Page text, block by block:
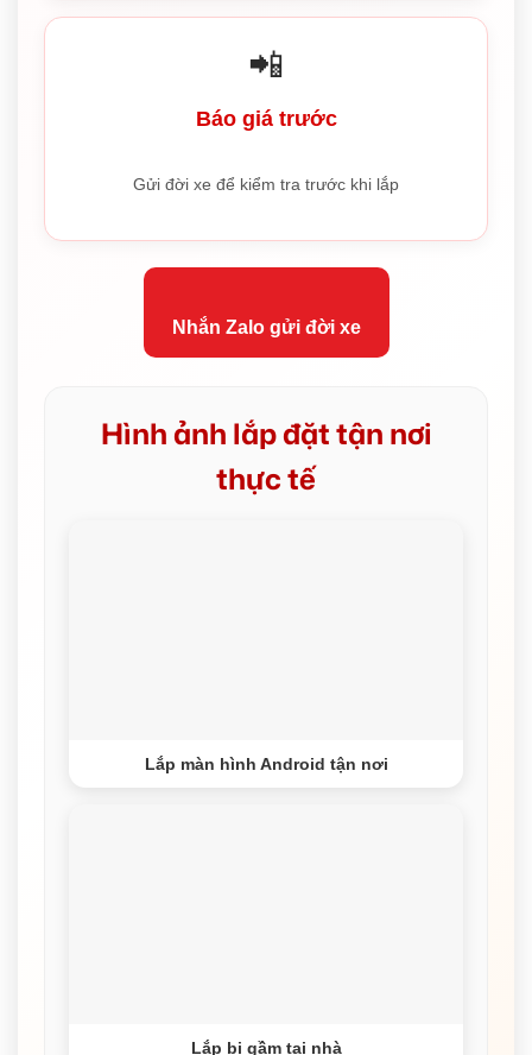
📲
Báo giá trước
Gửi đời xe để kiểm tra trước khi lắp
Nhắn Zalo gửi đời xe
Hình ảnh lắp đặt tận nơi
thực tế
Lắp màn hình Android tận nơi
Lắp bi gầm tại nhà